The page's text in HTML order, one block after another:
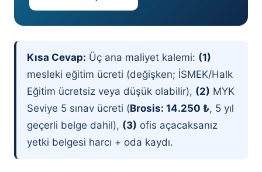
Kısa Cevap: Üç ana maliyet kalemi: (1)
mesleki eğitim ücreti (değişken; İSMEK/Halk
Eğitim ücretsiz veya düşük olabilir), (2) MYK
Seviye 5 sınav ücreti (Brosis: 14.250 ₺, 5 yıl
geçerli belge dahil), (3) ofis açacaksanız
yetki belgesi harcı + oda kaydı.